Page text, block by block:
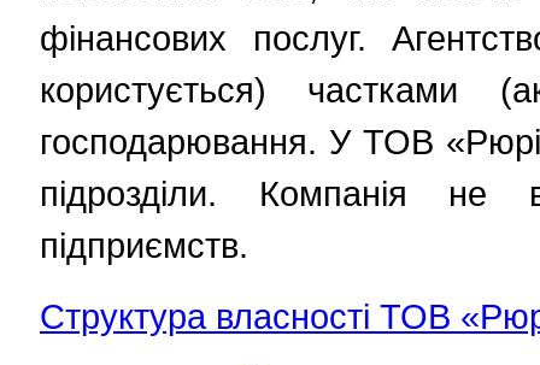
фінансових послуг.
користується)
господарювання. У ТОВ
підрозділи. Компанія не
підприємств.
Структура власності ТОВ